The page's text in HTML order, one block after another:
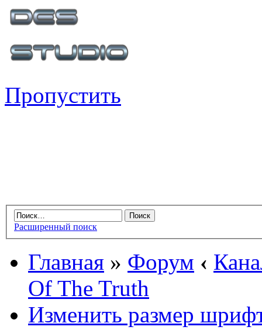
Пропустить
Расширенный поиск
Главная » Форум ‹
Of The Truth
Изменить размер